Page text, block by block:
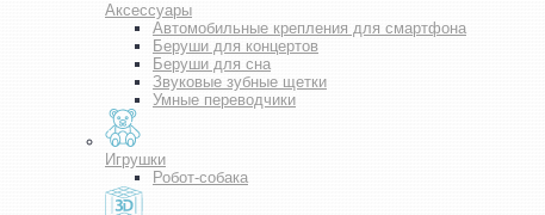
Аксессуары
Автомобильные крепления для смартфона
Беруши для концертов
Беруши для сна
Звуковые зубные щетки
Умные переводчики
Игрушки
Робот-собака